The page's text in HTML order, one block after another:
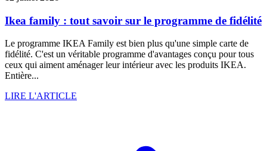
Ikea family : tout savoir sur le programme de fidélité
Le programme IKEA Family est bien plus qu'une simple carte de
fidélité. C'est un véritable programme d'avantages conçu pour tous
ceux qui aiment aménager leur intérieur avec les produits IKEA.
Entière...
LIRE L'ARTICLE